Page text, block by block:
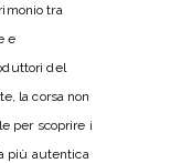
tra
e
del
la corsa non
per scoprire i
più autentica